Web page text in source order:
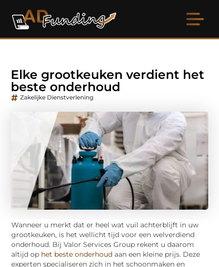
Elke grootkeuken verdient het
beste onderhoud
Zakelijke Dienstverlening
Wanneer u merkt dat er heel wat vuil achterblijft in uw
grootkeuken, is het wellicht tijd voor een welverdiend
onderhoud. Bij Valor Services Group rekent u daarom
altijd op het beste onderhoud aan een kleine prijs. Deze
experten specialiseren zich in het schoonmaken en